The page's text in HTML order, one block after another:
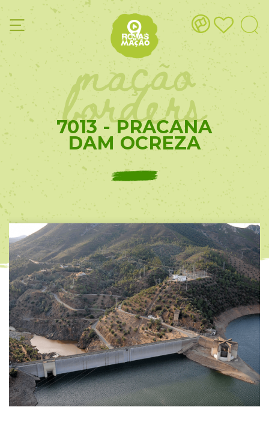
mação
borders
7013 - PRACANA
DAM OCREZA